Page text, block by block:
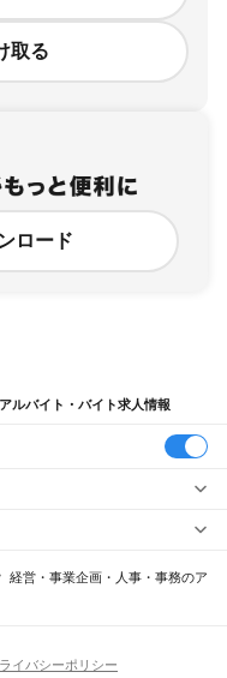
取る
ロード
ルバイト・バイト求人情報
浅利駅江津駅都野津駅
経営・事業企画・人事・事務のア
イバシーポリシー